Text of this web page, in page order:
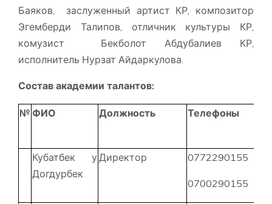
Баяков, заслуженный артист КР, композитор
Эгемберди Талипов, отличник культуры КР,
комузист Бекболот Абдубалиев КР,
исполнитель Нурзат Айдаркулова.
Состав академии талантов:
№ ФИО Должность Телефоны
Кубатбек у
Догдурбек
Директор 0772290155
0700290155